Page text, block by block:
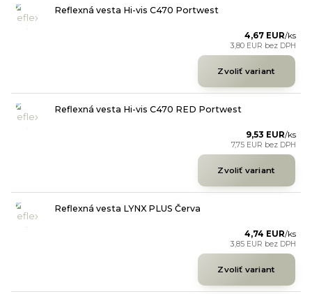
Reflexná vesta Hi-vis C470 Portwest
4,67 EUR/ks
3,80 EUR bez DPH
Zvoliť variant
Reflexná vesta Hi-vis C470 RED Portwest
9,53 EUR/ks
7,75 EUR bez DPH
Zvoliť variant
Reflexná vesta LYNX PLUS Červa
4,74 EUR/ks
3,85 EUR bez DPH
Zvoliť variant